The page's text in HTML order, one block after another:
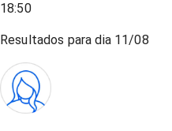
18:50
Resultados para dia 11/08